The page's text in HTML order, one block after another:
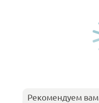
Рекомендуем вам